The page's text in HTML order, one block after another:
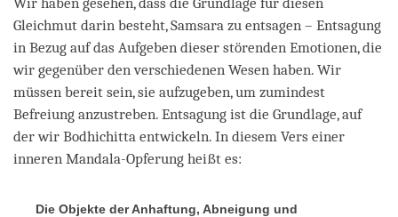
Gleichmut darin besteht, Samsara zu entsagen – Entsagung
in Bezug auf das Aufgeben dieser störenden Emotionen, die
wir gegenüber den verschiedenen Wesen haben. Wir
müssen bereit sein, sie aufzugeben, um zumindest
Befreiung anzustreben. Entsagung ist die Grundlage, auf
der wir Bodhichitta entwickeln. In diesem Vers einer
inneren Mandala-Opferung heißt es:
Die Objekte der Anhaftung, Abneigung und